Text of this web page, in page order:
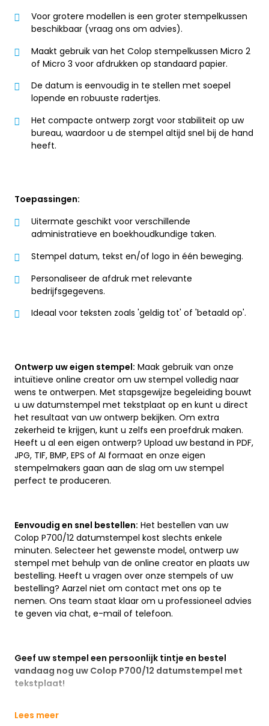
Voor grotere modellen is een groter stempelkussen
beschikbaar (vraag ons om advies).
Maakt gebruik van het Colop stempelkussen Micro 2
of Micro 3 voor afdrukken op standaard papier.
De datum is eenvoudig in te stellen met soepel
lopende en robuuste radertjes.
Het compacte ontwerp zorgt voor stabiliteit op uw
bureau, waardoor u de stempel altijd snel bij de hand
heeft.
Toepassingen:
Uitermate geschikt voor verschillende
administratieve en boekhoudkundige taken.
Stempel datum, tekst en/of logo in één beweging.
Personaliseer de afdruk met relevante
bedrijfsgegevens.
Ideaal voor teksten zoals 'geldig tot' of 'betaald op'.
Ontwerp uw eigen stempel: Maak gebruik van onze
intuïtieve online creator om uw stempel volledig naar
wens te ontwerpen. Met stapsgewijze begeleiding bouwt
u uw datumstempel met tekstplaat op en kunt u direct
het resultaat van uw ontwerp bekijken. Om extra
zekerheid te krijgen, kunt u zelfs een proefdruk maken.
Heeft u al een eigen ontwerp? Upload uw bestand in PDF,
JPG, TIF, BMP, EPS of AI formaat en onze eigen
stempelmakers gaan aan de slag om uw stempel
perfect te produceren.
Eenvoudig en snel bestellen: Het bestellen van uw
Colop P700/12 datumstempel kost slechts enkele
minuten. Selecteer het gewenste model, ontwerp uw
stempel met behulp van de online creator en plaats uw
bestelling. Heeft u vragen over onze stempels of uw
bestelling? Aarzel niet om contact met ons op te
nemen. Ons team staat klaar om u professioneel advies
te geven via chat, e-mail of telefoon.
Geef uw stempel een persoonlijk tintje en bestel
vandaag nog uw Colop P700/12 datumstempel met
tekstplaat!
Lees meer